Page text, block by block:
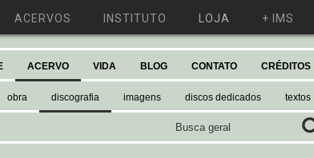
ACERVOS INSTITUTO LOJA + IMS
ACERVO
obra discografia imagens discos dedicados textos
VIDA BLOG CONTATO CRÉDITOS